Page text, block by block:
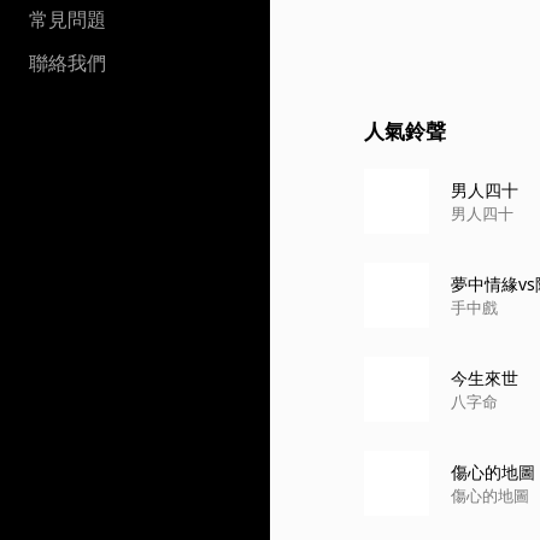
常見問題
聯絡我們
人氣鈴聲
男人四十
男人四十
夢中情緣vs
手中戲
今生來世
八字命
傷心的地圖
傷心的地圖